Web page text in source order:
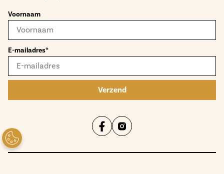
Voornaam
E-mailadres*
Verzend